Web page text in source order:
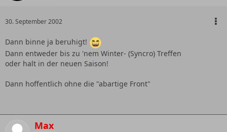
30. September 2002
Dann binne ja beruhigt!
Dann entweder bis zu 'nem Winter- (Syncro) Treffen
oder halt in der neuen Saison!
Dann hoffentlich ohne die "abartige Front"
Max